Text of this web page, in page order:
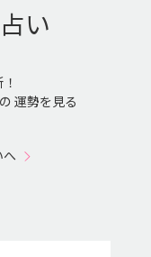
い
運勢を見る